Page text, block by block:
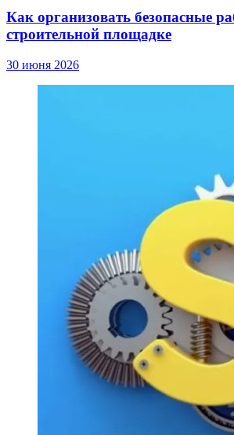
Как организовать безопасные
строительной площадке
30 июня 2026